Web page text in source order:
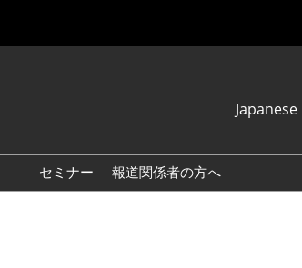
Japanese
English
繁體中文
セミナー 報道関係者の方へ